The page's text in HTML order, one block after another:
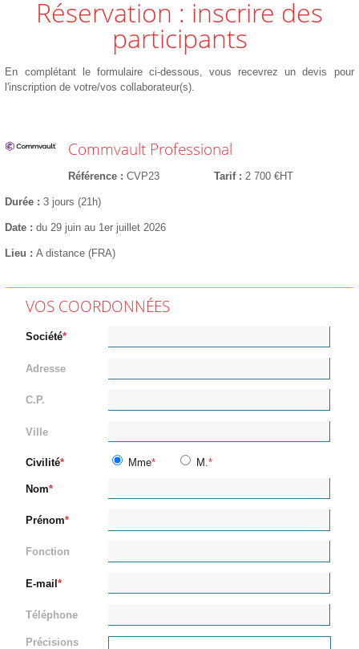
Réservation : inscrire des
participants
En complétant le formulaire ci-dessous, vous recevrez un devis pour
l'inscription de votre/vos collaborateur(s).
Commvault Professional
Référence CVP23 Tarif 2 700 €HT
Durée 3 jours (21h)
Date du 29 juin au 1er juillet 2026
Lieu A distance (FRA)
VOS COORDONNÉES
Société
Adresse
C.P.
Ville
Civilité Mme M.
Nom
Prénom
Fonction
E-mail
Téléphone
Précisions